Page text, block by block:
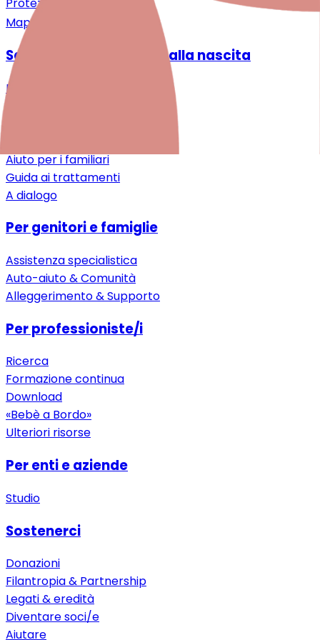
Mappa del sito
Salute mentale intorno alla nascita
Desiderio di un bebè
Aiuto per i familiari
Guida ai trattamenti
A dialogo
Per genitori e famiglie
Assistenza specialistica
Auto-aiuto & Comunità
Alleggerimento & Supporto
Per professioniste/i
Ricerca
Formazione continua
Download
«Bebè a Bordo»
Ulteriori risorse
Per enti e aziende
Studio
Sostenerci
Donazioni
Filantropia & Partnership
Legati & eredità
Diventare soci/e
Aiutare